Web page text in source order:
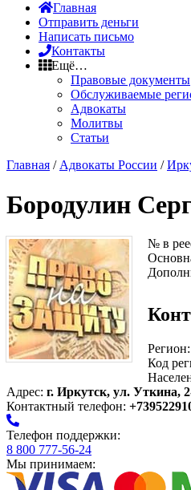
Главная
Отправить деньги
Написать письмо
Контакты
Ещё…
Правовые документы
Обслуживаемые
Адвокаты
Молитвы
Статьи
Главная / Адвокаты России /
Бородулин
№ в
Регион:
Код
Адрес: г. Иркутск, ул. Уткина,
Контактный телефон:
Телефон поддержки:
8 800 777-56-24
Мы принимаем: